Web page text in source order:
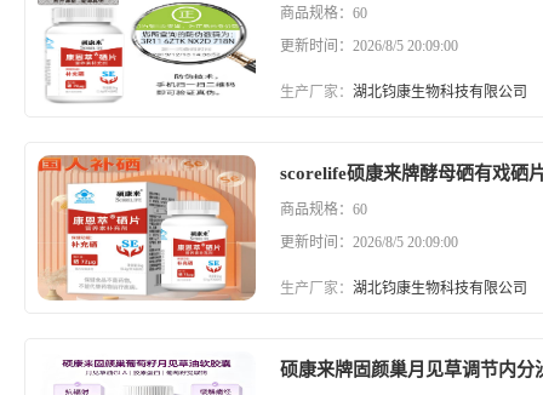
商品规格：60
更新时间：2026/8/5 20:09:00
生产厂家： 湖北钧康生物科技有限公司
scorelife硕康来牌酵母硒有戏硒
商品规格：60
更新时间：2026/8/5 20:09:00
生产厂家： 湖北钧康生物科技有限公司
硕康来牌固颜巢月见草调节内分